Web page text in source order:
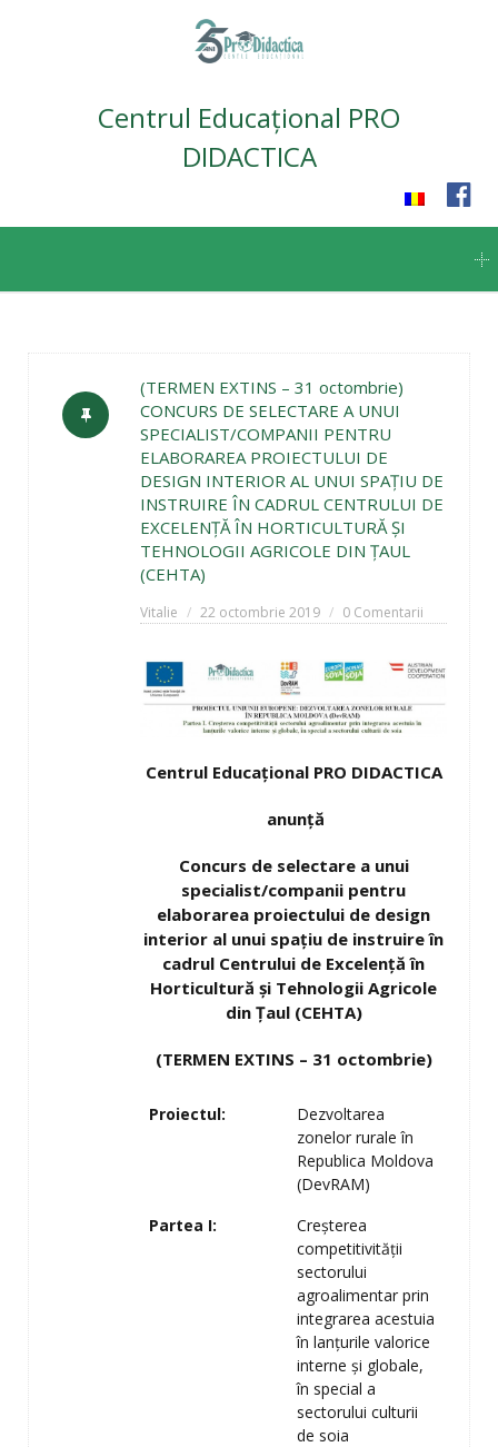
Centrul Educațional PRO
DIDACTICA
content
(TERMEN EXTINS – 31 octombrie)
CONCURS DE SELECTARE A UNUI
SPECIALIST/COMPANII PENTRU
ELABORAREA PROIECTULUI DE
DESIGN INTERIOR AL UNUI SPAŢIU DE
INSTRUIRE ÎN CADRUL CENTRULUI DE
EXCELENŢĂ ÎN HORTICULTURĂ ŞI
TEHNOLOGII AGRICOLE DIN ŢAUL
(CEHTA)
Vitalie 22 octombrie 2019 0 Comentarii
Centrul Educaţional PRO DIDACTICA
anunţă
Concurs de selectare a unui
specialist/companii pentru
elaborarea proiectului de design
interior al unui spaţiu de instruire în
cadrul Centrului de Excelenţă în
Horticultură şi Tehnologii Agricole
din Ţaul (CEHTA)
(TERMEN EXTINS – 31 octombrie)
Proiectul:
Dezvoltarea
zonelor rurale în
Republica Moldova
(DevRAM)
Partea I:
Creşterea
competitivităţii
sectorului
agroalimentar prin
integrarea acestuia
în lanţurile valorice
interne şi globale,
în special a
sectorului culturii
de soia